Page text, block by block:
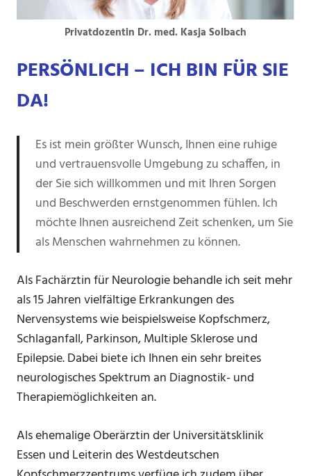
Privatdozentin Dr. med. Kasja Solbach
PERSÖNLICH – ICH BIN FÜR SIE
DA!
Es ist mein größter Wunsch, Ihnen eine ruhige
und vertrauensvolle Umgebung zu schaffen, in
der Sie sich willkommen und mit Ihren Sorgen
und Beschwerden ernstgenommen fühlen. Ich
möchte Ihnen ausreichend Zeit schenken, um Sie
als Menschen wahrnehmen zu können.
Als Fachärztin für Neurologie behandle ich seit mehr
als 15 Jahren vielfältige Erkrankungen des
Nervensystems wie beispielsweise Kopfschmerz,
Schlaganfall, Parkinson, Multiple Sklerose und
Epilepsie. Dabei biete ich Ihnen ein sehr breites
neurologisches Spektrum an Diagnostik- und
Therapiemöglichkeiten an.
Als ehemalige Oberärztin der Universitätsklinik
Essen und Leiterin des Westdeutschen